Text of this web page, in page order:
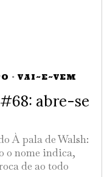
· VAI~E~VEM
abre-se
À pala de Walsh:
o nome indica,
de ao todo